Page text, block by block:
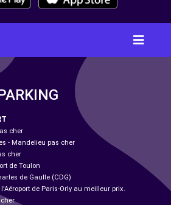
cher
- Mandelieu pas cher
cher
de Toulon
de Gaulle (CDG)
de Paris-Orly au meilleur prix.